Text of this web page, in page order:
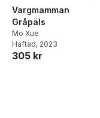
Vargmamman
Gråpäls
Mo Xue
Häftad, 2023
305 kr